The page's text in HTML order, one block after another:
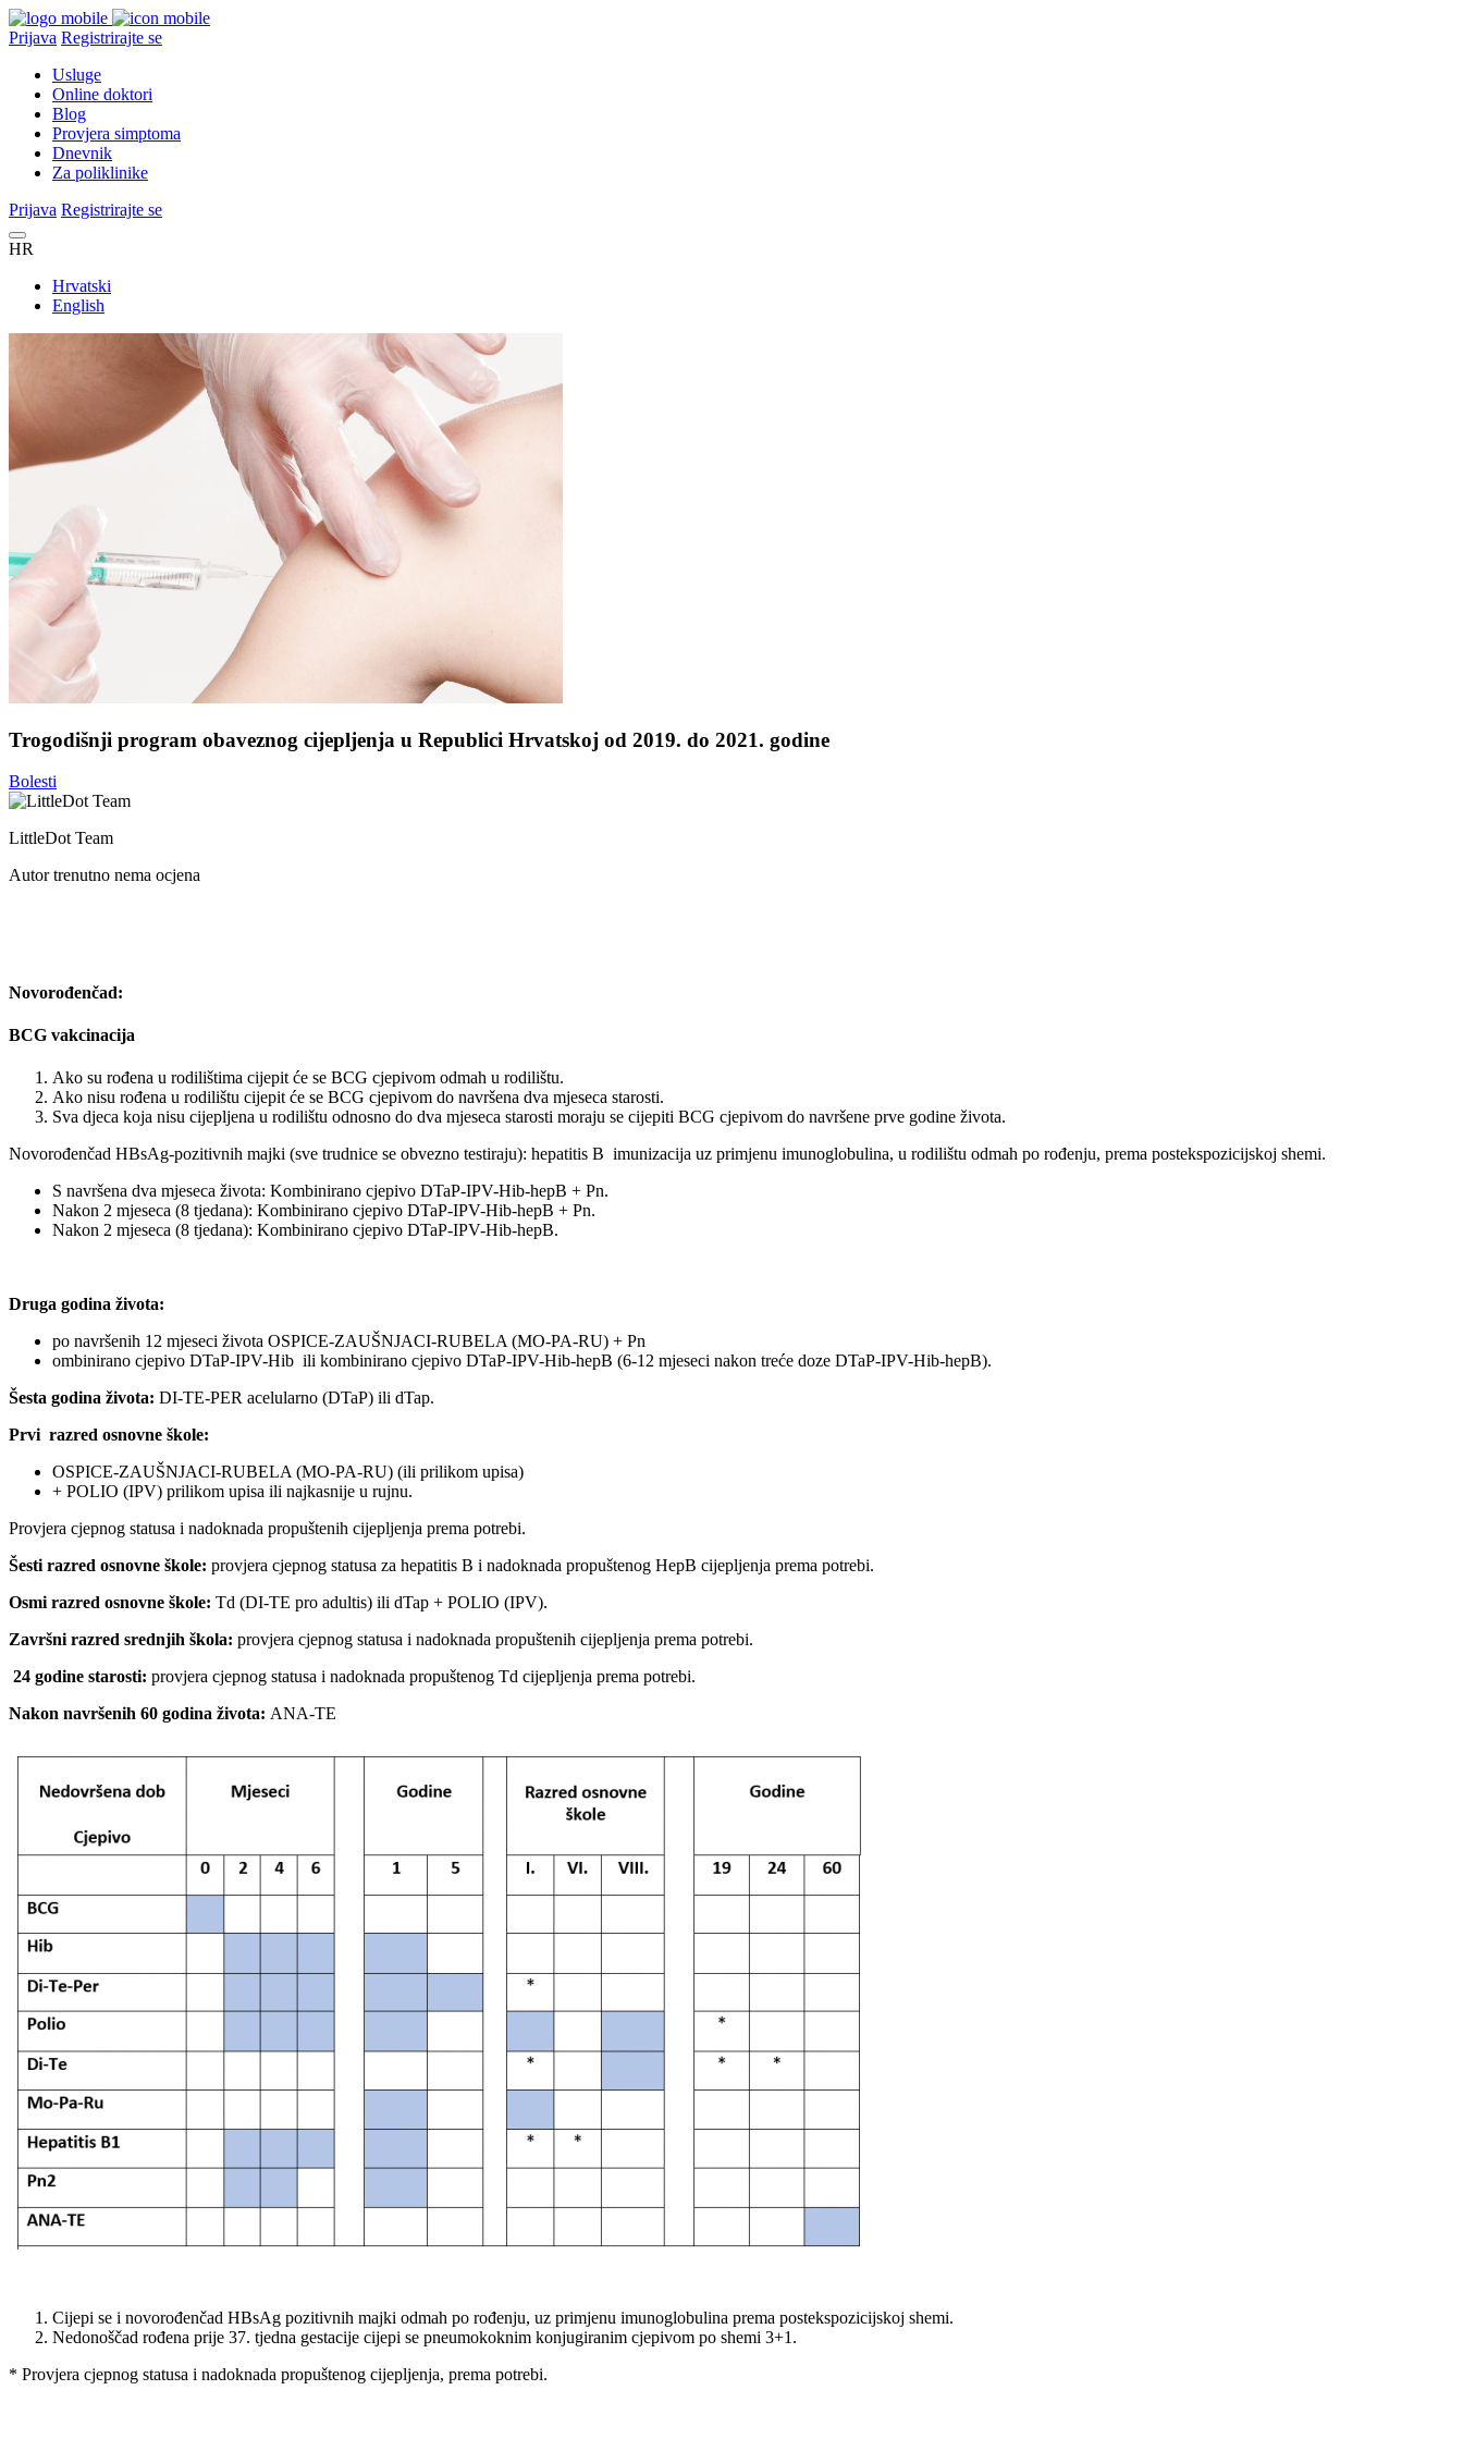
Prijava Registrirajte se
Usluge
Online doktori
Blog
Provjera simptoma
Dnevnik
Za poliklinike
Prijava Registrirajte se
HR
Hrvatski
English
Trogodišnji program obaveznog cijepljenja u Republici Hrvatskoj od 2019. do 2021. godine
Bolesti
LittleDot Team
Autor trenutno nema ocjena
Novorođenčad:
BCG vakcinacija
Ako su rođena u rodilištima cijepit će se BCG cjepivom odmah u rodilištu.
Ako nisu rođena u rodilištu cijepit će se BCG cjepivom do navršena dva mjeseca starosti.
Sva djeca koja nisu cijepljena u rodilištu odnosno do dva mjeseca starosti moraju se cijepiti BCG cjepivom do navršene prve godine života.
Novorođenčad HBsAg-pozitivnih majki (sve trudnice se obvezno testiraju): hepatitis B imunizacija uz primjenu imunoglobulina, u rodilištu odmah po rođenju, prema postekspozicijskoj shemi.
S navršena dva mjeseca života: Kombinirano cjepivo DTaP-IPV-Hib-hepB + Pn.
Nakon 2 mjeseca (8 tjedana): Kombinirano cjepivo DTaP-IPV-Hib-hepB + Pn.
Nakon 2 mjeseca (8 tjedana): Kombinirano cjepivo DTaP-IPV-Hib-hepB.
Druga godina života:
po navršenih 12 mjeseci života OSPICE-ZAUŠNJACI-RUBELA (MO-PA-RU) + Pn
ombinirano cjepivo DTaP-IPV-Hib ili kombinirano cjepivo DTaP-IPV-Hib-hepB (6-12 mjeseci nakon treće doze DTaP-IPV-Hib-hepB).
Šesta godina života: DI-TE-PER acelularno (DTaP) ili dTap.
Prvi razred osnovne škole:
OSPICE-ZAUŠNJACI-RUBELA (MO-PA-RU) (ili prilikom upisa)
+ POLIO (IPV) prilikom upisa ili najkasnije u rujnu.
Provjera cjepnog statusa i nadoknada propuštenih cijepljenja prema potrebi.
Šesti razred osnovne škole: provjera cjepnog statusa za hepatitis B i nadoknada propuštenog HepB cijepljenja prema potrebi.
Osmi razred osnovne škole: Td (DI-TE pro adultis) ili dTap + POLIO (IPV).
Završni razred srednjih škola: provjera cjepnog statusa i nadoknada propuštenih cijepljenja prema potrebi.
24 godine starosti: provjera cjepnog statusa i nadoknada propuštenog Td cijepljenja prema potrebi.
Nakon navršenih 60 godina života: ANA-TE
Cijepi se i novorođenčad HBsAg pozitivnih majki odmah po rođenju, uz primjenu imunoglobulina prema postekspozicijskoj shemi.
Nedonoščad rođena prije 37. tjedna gestacije cijepi se pneumokoknim konjugiranim cjepivom po shemi 3+1.
* Provjera cjepnog statusa i nadoknada propuštenog cijepljenja, prema potrebi.